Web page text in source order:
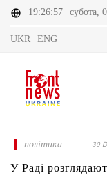
19:26:57 субота,
UKR ENG
політика 30
У Раді